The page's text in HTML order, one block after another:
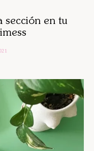
sección en tu